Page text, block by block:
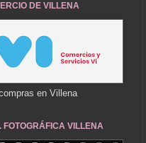
DE VILLENA
en Villena
FOTOGRÁFICA VILLENA